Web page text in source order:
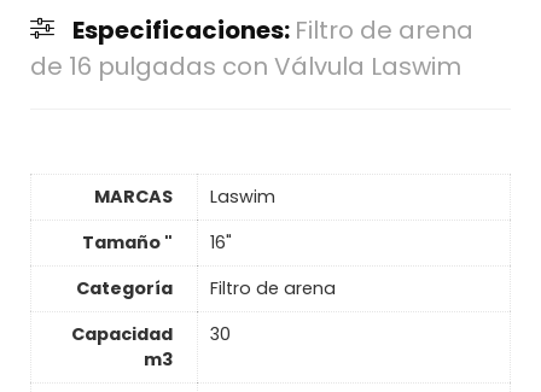
Especificaciones: Filtro de arena
de 16 pulgadas con Válvula Laswim
MARCAS
Laswim
Tamaño "
16"
Categoría
Filtro de arena
Capacidad
m3
30